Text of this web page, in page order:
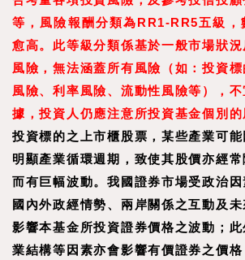
等，風險報酬分類為RR1-RR5五級，
愈高。此等級分類係基於一般市場狀
風險，無法涵蓋所有風險（如：投資
風險、利率風險、流動性風險等），
據，投資人仍應注意所投資基金個別的
投資標的之上市櫃股票，某些產業可
明顯產業循環週期，致使其股價亦經
而有巨幅波動。我國證券市場受政治
國內外政經情勢、兩岸關係之互動及
影響本基金所投資證券價格之波動；
業結構等因素亦會影響有價證券之價